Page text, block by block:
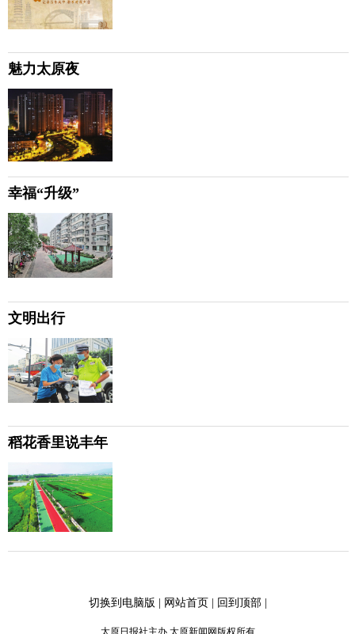
魅力太原夜
幸福“升级”
文明出行
稻花香里说丰年
切换到电脑版 | 网站首页| 回到顶部|
太原日报社主办 太原新闻网版权所有